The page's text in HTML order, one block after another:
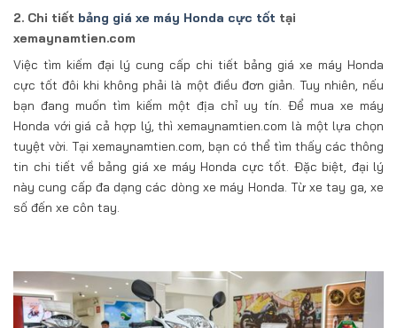
2. Chi tiết bảng giá xe máy Honda cực tốt tại
xemaynamtien.com
Việc tìm kiếm đại lý cung cấp chi tiết bảng giá xe máy Honda
cực tốt đôi khi không phải là một điều đơn giản. Tuy nhiên, nếu
bạn đang muốn tìm kiếm một địa chỉ uy tín. Để mua xe máy
Honda với giá cả hợp lý, thì xemaynamtien.com là một lựa chọn
tuyệt vời. Tại xemaynamtien.com, bạn có thể tìm thấy các thông
tin chi tiết về bảng giá xe máy Honda cực tốt. Đặc biệt, đại lý
này cung cấp đa dạng các dòng xe máy Honda. Từ xe tay ga, xe
số đến xe côn tay.